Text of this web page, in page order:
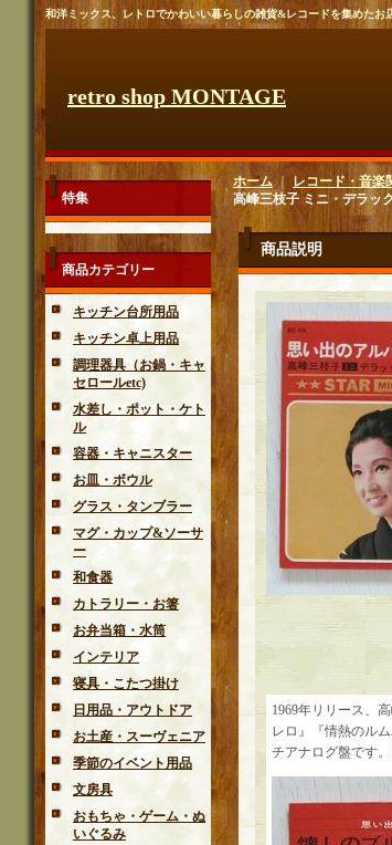
和洋ミックス、レトロでかわいい暮らしの雑貨&レコードを集めたお
retro shop MONTAGE
特集
商品カテゴリー
キッチン台所用品
キッチン卓上用品
調理器具（お鍋・キャ
セロールetc)
水差し・ポット・ケト
ル
容器・キャニスター
お皿・ボウル
グラス・タンブラー
マグ・カップ&ソーサ
ー
和食器
カトラリー・お箸
お弁当箱・水筒
インテリア
寝具・こたつ掛け
日用品・アウトドア
お土産・スーヴェニア
季節のイベント用品
文房具
おもちゃ・ゲーム・ぬ
いぐるみ
ホーム｜ レコード・音楽
高峰三枝子 ミニ・デラッ
商品説明
1969年リリース、
レロ』『情熱のル
チアナログ盤です